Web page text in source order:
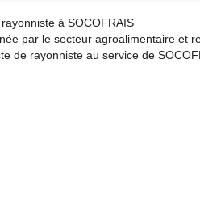
à SOCOFRAIS
par le secteur agroalimentaire et
de rayonniste au service de